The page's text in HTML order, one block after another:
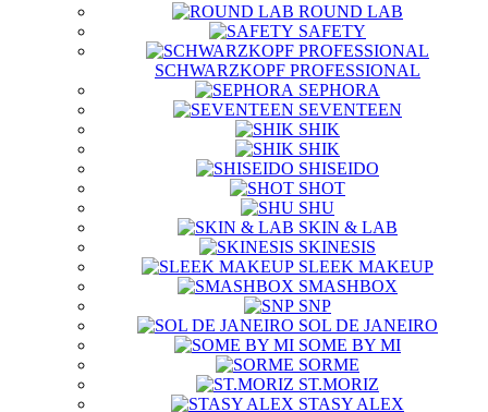
ROUND LAB
SAFETY
SCHWARZKOPF PROFESSIONAL
SEPHORA
SEVENTEEN
SHIK
SHIK
SHISEIDO
SHOT
SHU
SKIN & LAB
SKINESIS
SLEEK MAKEUP
SMASHBOX
SNP
SOL DE JANEIRO
SOME BY MI
SORME
ST.MORIZ
STASY ALEX